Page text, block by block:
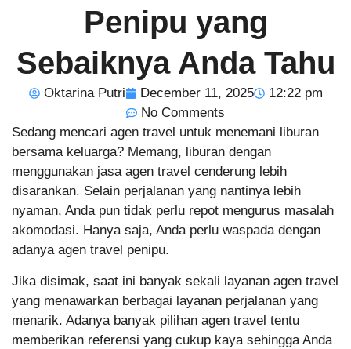
Penipu yang
Sebaiknya Anda Tahu
Oktarina Putri December 11, 2025
12:22 pm
No Comments
Sedang mencari agen travel untuk menemani liburan
bersama keluarga? Memang, liburan dengan
menggunakan jasa agen travel cenderung lebih
disarankan. Selain perjalanan yang nantinya lebih
nyaman, Anda pun tidak perlu repot mengurus masalah
akomodasi. Hanya saja, Anda perlu waspada dengan
adanya agen travel penipu.
Jika disimak, saat ini banyak sekali layanan agen travel
yang menawarkan berbagai layanan perjalanan yang
menarik. Adanya banyak pilihan agen travel tentu
memberikan referensi yang cukup kaya sehingga Anda